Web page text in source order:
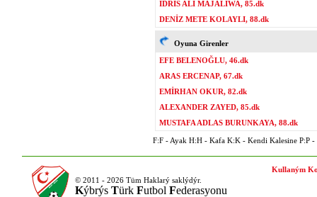
IDRIS ALI MAJALIWA, 85.dk
DENİZ METE KOLAYLI, 88.dk
Oyuna Girenler
EFE BELENOĞLU, 46.dk
ARAS ERCENAP, 67.dk
EMİRHAN OKUR, 82.dk
ALEXANDER ZAYED, 85.dk
MUSTAFA ADLAS BURUNKAYA, 88.dk
F:F - Ayak H:H - Kafa K:K - Kendi Kalesine P:P -
© 2011 - 2026 Tüm Haklarý saklýdýr.
Kýbrýs Türk Futbol Federasyonu
Kullaným